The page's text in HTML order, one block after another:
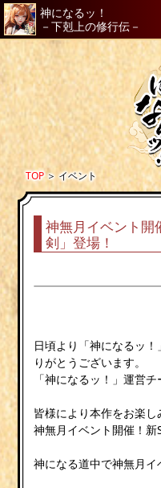
神になるッ！
－下剋上の修行伝－
TOP＞イベント
神無月イベント開
剣」登場！
日頃より「神になるッ
りがとうございます。
「神になるッ！」運営チ
皆様により本作をお楽し
神無月イベント開催！新
神になる道中で神無月イ